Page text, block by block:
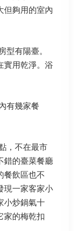
但夠用的室內
型有陽臺。
實用乾淨。浴
有幾家餐
，不在最市
錯的臺菜餐廳
餐飲區也不
現一家客家小
小炒鍋氣十
家的梅乾扣